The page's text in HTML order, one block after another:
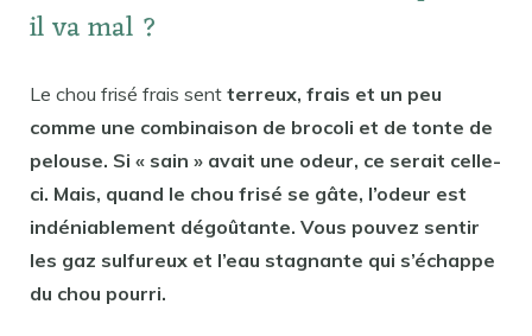
il va mal ?
Le chou frisé frais sent terreux, frais et un peu
comme une combinaison de brocoli et de tonte de
pelouse. Si « sain » avait une odeur, ce serait celle-
ci. Mais, quand le chou frisé se gâte, l’odeur est
indéniablement dégoûtante. Vous pouvez sentir
les gaz sulfureux et l’eau stagnante qui s’échappe
du chou pourri.